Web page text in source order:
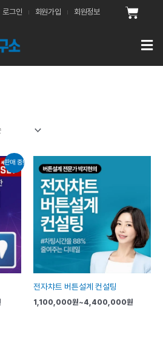
로그인 회원가입 회원정보 Cart
판매 중!
현
재
가
격:
1,950,000
전자챠트 버튼설계 컨설팅
1,100,000원~4,400,000원
원
원